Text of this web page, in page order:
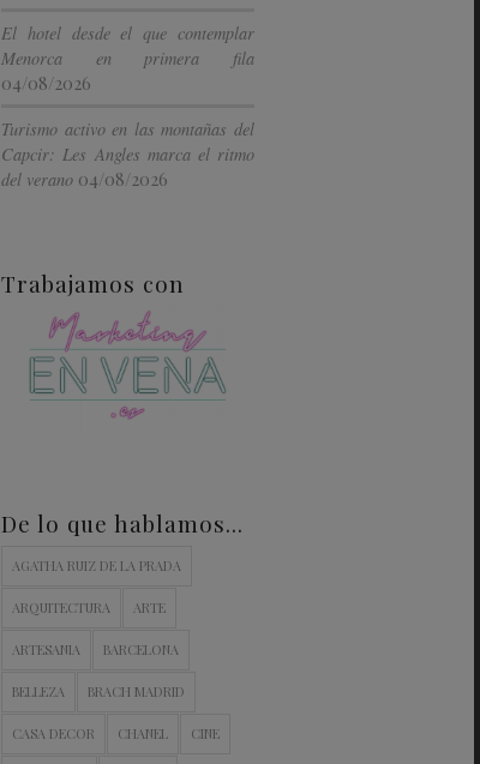
El hotel desde el que contemplar
Menorca en primera fila
04/08/2026
Turismo activo en las montañas del
Capcir: Les Angles marca el ritmo
del verano 04/08/2026
Trabajamos con
De lo que hablamos…
AGATHA RUIZ DE LA PRADA
ARQUITECTURA ARTE
ARTESANIA BARCELONA
BELLEZA BRACH MADRID
CASA DECOR CHANEL CINE